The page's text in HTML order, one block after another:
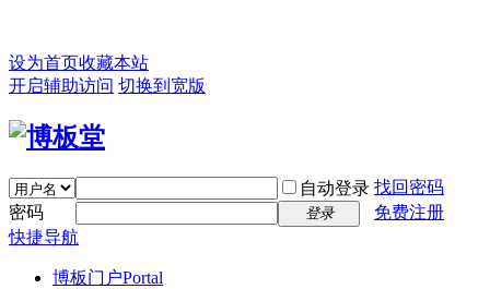
设为首页收藏本站
开启辅助访问 切换到宽版
自动登录 找回密码
密码
登录
免费注册
快捷导航
博板门户Portal